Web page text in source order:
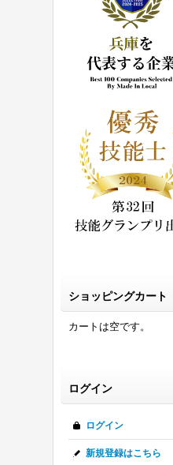
ショッピングカート
カートは空です。
ログイン
ログイン
新規登録はこちら